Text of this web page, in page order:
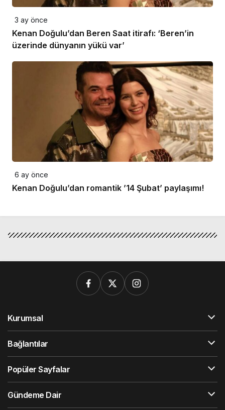
3 ay önce
Kenan Doğulu’dan Beren Saat itirafı: ‘Beren’in
üzerinde dünyanın yükü var’
6 ay önce
Kenan Doğulu’dan romantik ’14 Şubat’ paylaşımı!
Kurumsal
Bağlantılar
Popüler Sayfalar
Gündeme Dair